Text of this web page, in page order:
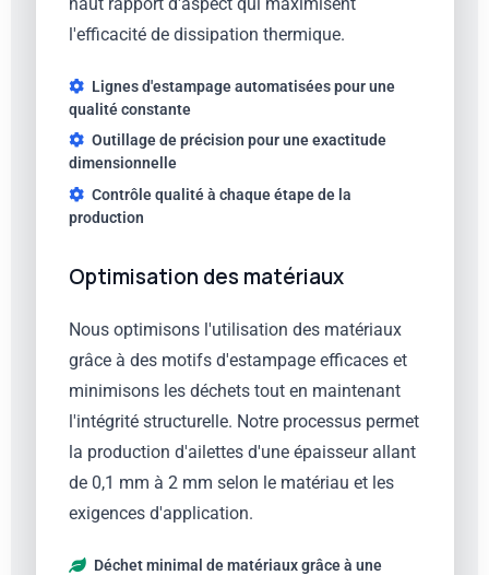
l'efficacité de dissipation thermique.
Lignes d'estampage automatisées pour une
qualité constante
Outillage de précision pour une exactitude
dimensionnelle
Contrôle qualité à chaque étape de la
production
Optimisation des matériaux
Nous optimisons l'utilisation des matériaux
grâce à des motifs d'estampage efficaces et
minimisons les déchets tout en maintenant
l'intégrité structurelle. Notre processus permet
la production d'ailettes d'une épaisseur allant
de 0,1 mm à 2 mm selon le matériau et les
exigences d'application.
Déchet minimal de matériaux grâce à une